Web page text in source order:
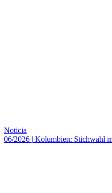
Noticia
06/2026 | Kolumbien: Stichwahl